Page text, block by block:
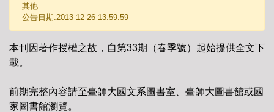
其他
公告日期:2013-12-26 13:59:59
本刊因著作授權之故，自第33期（春季號）起始提供全文下
載。
前期完整內容請至臺師大國文系圖書室、臺師大圖書館或國
家圖書館瀏覽。